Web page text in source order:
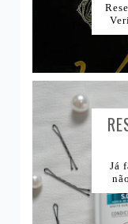
Já